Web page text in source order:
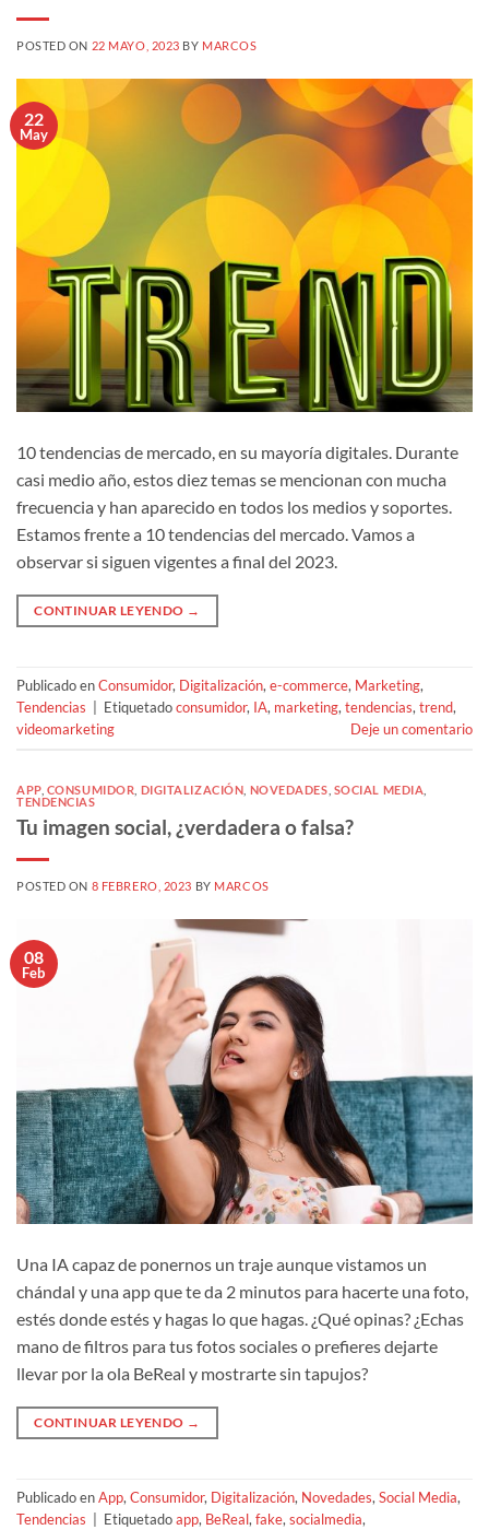
POSTED ON 22 MAYO, 2023 BY MARCOS
22
May
10 tendencias de mercado, en su mayoría digitales. Durante
casi medio año, estos diez temas se mencionan con mucha
frecuencia y han aparecido en todos los medios y soportes.
Estamos frente a 10 tendencias del mercado. Vamos a
observar si siguen vigentes a final del 2023.
CONTINUAR LEYENDO →
Publicado enConsumidor, Digitalización,e-commerce, Marketing,
Tendencias
Etiquetadoconsumidor, IA, marketing,tendencias,trend,
videomarketing
Deje un comentario
APP, CONSUMIDOR DIGITALIZACIÓN NOVEDADES SOCIAL MEDIA
TENDENCIAS
Tu imagen social, ¿verdadera o falsa?
POSTED ON 8 FEBRERO, 2023 BY MARCOS
08
Feb
Una IA capaz de ponernos un traje aunque vistamos un
chándal y una app que te da 2 minutos para hacerte una foto,
estés donde estés y hagas lo que hagas. ¿Qué opinas? ¿Echas
mano de filtros para tus fotos sociales o prefieres dejarte
llevar por la ola BeReal y mostrarte sin tapujos?
CONTINUAR LEYENDO →
Publicado enApp, Consumidor, Digitalización, Novedades, Social Media,
Tendencias
Etiquetadoapp, BeReal, fake, socialmedia,